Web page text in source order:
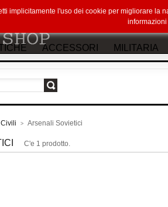
ACCESSORI MILITARIA
> Arsenali Sovietici
C'e 1 prodotto.
implicitamente l'uso dei cookie per migliorare la
informazioni